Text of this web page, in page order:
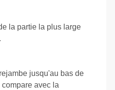
la partie la plus large
jusqu'au bas de
compare avec la